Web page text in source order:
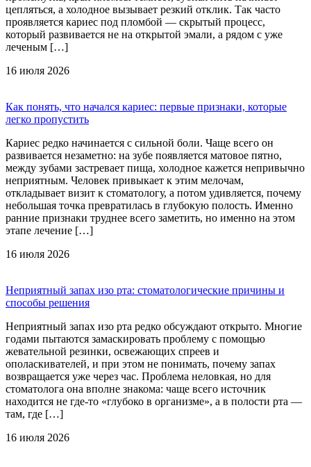
цепляться, а холодное вызывает резкий отклик. Так часто
проявляется кариес под пломбой — скрытый процесс,
который развивается не на открытой эмали, а рядом с уже
леченым […]
16 июля 2026
Как понять, что начался кариес: первые признаки, которые
легко пропустить
Кариес редко начинается с сильной боли. Чаще всего он
развивается незаметно: на зубе появляется матовое пятно,
между зубами застревает пища, холодное кажется непривычно
неприятным. Человек привыкает к этим мелочам,
откладывает визит к стоматологу, а потом удивляется, почему
небольшая точка превратилась в глубокую полость. Именно
ранние признаки труднее всего заметить, но именно на этом
этапе лечение […]
16 июля 2026
Неприятный запах изо рта: стоматологические причины и
способы решения
Неприятный запах изо рта редко обсуждают открыто. Многие
годами пытаются замаскировать проблему с помощью
жевательной резинки, освежающих спреев и
ополаскивателей, и при этом не понимать, почему запах
возвращается уже через час. Проблема неловкая, но для
стоматолога она вполне знакома: чаще всего источник
находится не где-то «глубоко в организме», а в полости рта —
там, где […]
16 июля 2026